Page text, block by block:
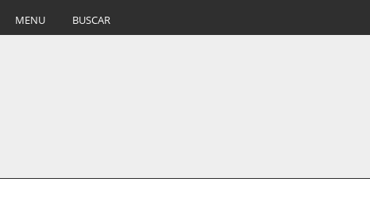
MENU BUSCAR